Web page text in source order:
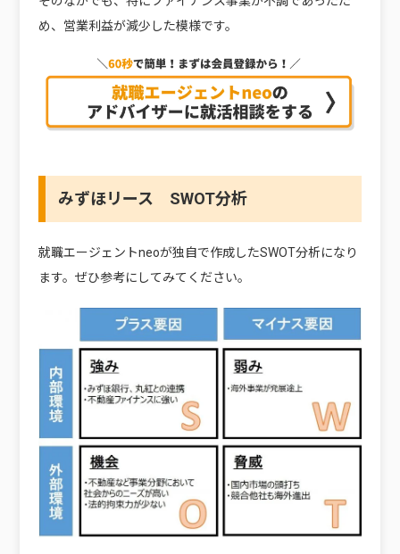
め、営業利益が減少した模様です。
みずほリース SWOT分析
就職エージェントneoが独自で作成したSWOT分析になり
ます。ぜひ参考にしてみてください。